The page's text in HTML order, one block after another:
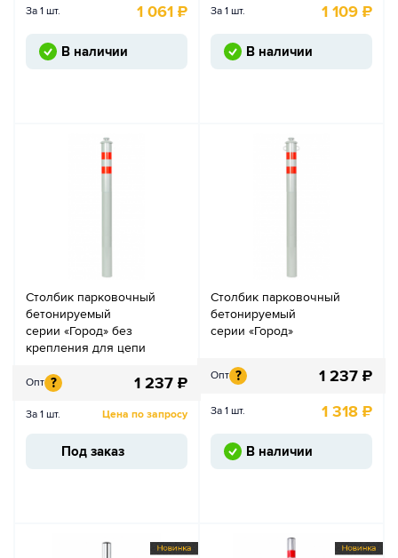
За 1 шт. 1 061 ₽
В наличии
За 1 шт. 1 109 ₽
В наличии
Столбик парковочный
бетонируемый
серии «Город» без
крепления для цепи
Опт ? 1 237 ₽
За 1 шт. Цена по запросу
Под заказ
Столбик парковочный
бетонируемый
серии «Город»
Опт ? 1 237 ₽
За 1 шт. 1 318 ₽
В наличии